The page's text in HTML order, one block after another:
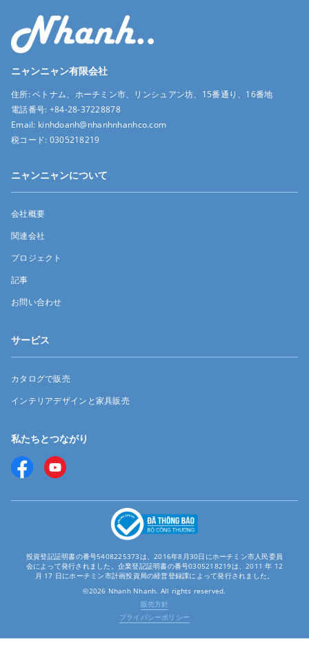
ニャンニャン有限会社
住所:ベトナム、ホーチミン市、リンシュアン坊、15番通り、16番地
電話番号: +84-28-37228878
Email: kinhdoanh@nhanhnhanhco.com
税コード: 0305218219
ニャンニャンについて
会社概要
関連会社
プロジェクト
記事
お問い合わせ
サービス
カタログで販売
インテリアデザインと家具販売
私たちとつながり
投資登記証明書の番号5408225373は、2016年8月30日にホーチミン市人民委員
会によって発行されました。企業登記証明書の番号0305218219は、2011 年 12
月 17 日にホーチミン市計画投資局の経営登録課によって発行されました。
©2026 Nhanh Nhanh. All rights reserved.
販売方針
プライバシーポリシー